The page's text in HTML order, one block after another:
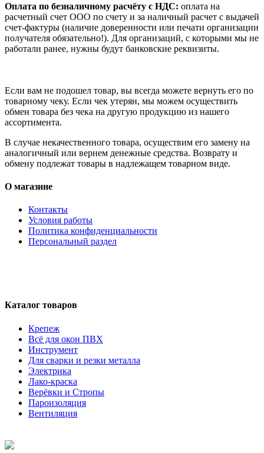
Оплата по безналичному расчёту с НДС: оплата на
расчетный счет ООО по счету и за наличный расчет с выдачей
счет-фактуры (наличие доверенности или печати организации
получателя обязательно!). Для организаций, с которыми мы не
работали ранее, нужны будут банковские реквизиты.
Если вам не подошел товар, вы всегда можете вернуть его по
товарному чеку. Если чек утерян, мы можем осуществить
обмен товара без чека на другую продукцию из нашего
ассортимента.
В случае некачественного товара, осуществим его замену на
аналогичный или вернем денежные средства. Возврату и
обмену подлежат товары в надлежащем товарном виде.
О магазине
Контакты
Условия работы
Политика конфиденциальности
Персональный раздел
Каталог товаров
Крепеж
Всё для окон ПВХ
Инструмент
Для сварки и резки металла
Электрика
Лако-краска
Верёвки и Стропы
Пароизоляция
Вентиляция